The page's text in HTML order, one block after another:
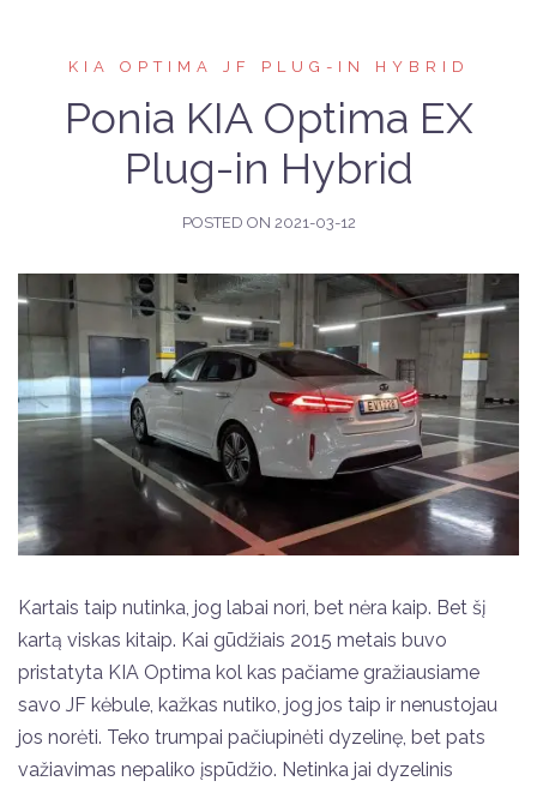
KIA OPTIMA JF PLUG-IN HYBRID
Ponia KIA Optima EX
Plug-in Hybrid
POSTED ON 2021-03-12
Kartais taip nutinka, jog labai nori, bet nėra kaip. Bet šį
kartą viskas kitaip. Kai gūdžiais 2015 metais buvo
pristatyta KIA Optima kol kas pačiame gražiausiame
savo JF kėbule, kažkas nutiko, jog jos taip ir nenustojau
jos norėti. Teko trumpai pačiupinėti dyzelinę, bet pats
važiavimas nepaliko įspūdžio. Netinka jai dyzelinis